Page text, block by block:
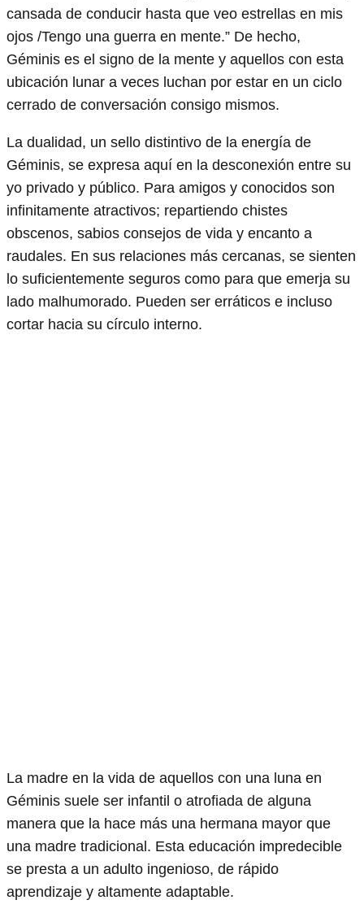
cansada de conducir hasta que veo estrellas en mis
ojos /Tengo una guerra en mente.” De hecho,
Géminis es el signo de la mente y aquellos con esta
ubicación lunar a veces luchan por estar en un ciclo
cerrado de conversación consigo mismos.
La dualidad, un sello distintivo de la energía de
Géminis, se expresa aquí en la desconexión entre su
yo privado y público. Para amigos y conocidos son
infinitamente atractivos; repartiendo chistes
obscenos, sabios consejos de vida y encanto a
raudales. En sus relaciones más cercanas, se sienten
lo suficientemente seguros como para que emerja su
lado malhumorado. Pueden ser erráticos e incluso
cortar hacia su círculo interno.
La madre en la vida de aquellos con una luna en
Géminis suele ser infantil o atrofiada de alguna
manera que la hace más una hermana mayor que
una madre tradicional. Esta educación impredecible
se presta a un adulto ingenioso, de rápido
aprendizaje y altamente adaptable.